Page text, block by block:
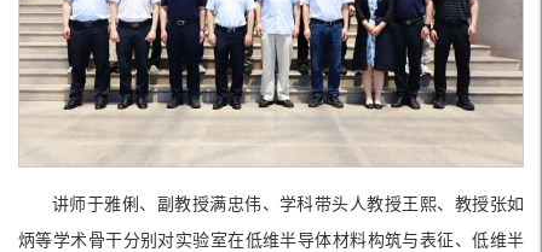
讲师于雅俐、副教授满忠伟、学科带头人教授王熙、教授张如
炳等学术骨干分别对实验室在低维半导体材料构筑与表征、低维半